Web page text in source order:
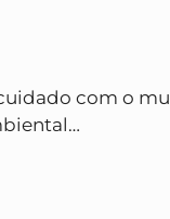
com o